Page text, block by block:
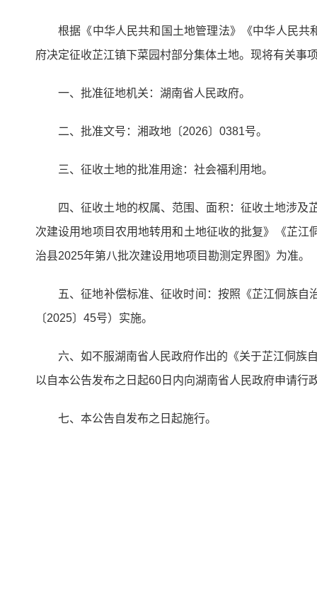
根据《中华人民共和国土地管理法》《中华人民
府决定征收芷江镇下菜园村部分集体土地。现将有关事
一、批准征地机关：湖南省人民政府。
二、批准文号：湘政地〔2026〕0381号。
三、征收土地的批准用途：社会福利用地。
四、征收土地的权属、范围、面积：征收土地涉
次建设用地项目农用地转用和土地征收的批复》《芷
治县2025年第八批次建设用地项目勘测定界图》为准。
五、征地补偿标准、征收时间：按照《芷江侗族
〔2025〕45号）实施。
六、如不服湖南省人民政府作出的《关于芷江侗族
以自本公告发布之日起60日内向湖南省人民政府申请行
七、本公告自发布之日起施行。